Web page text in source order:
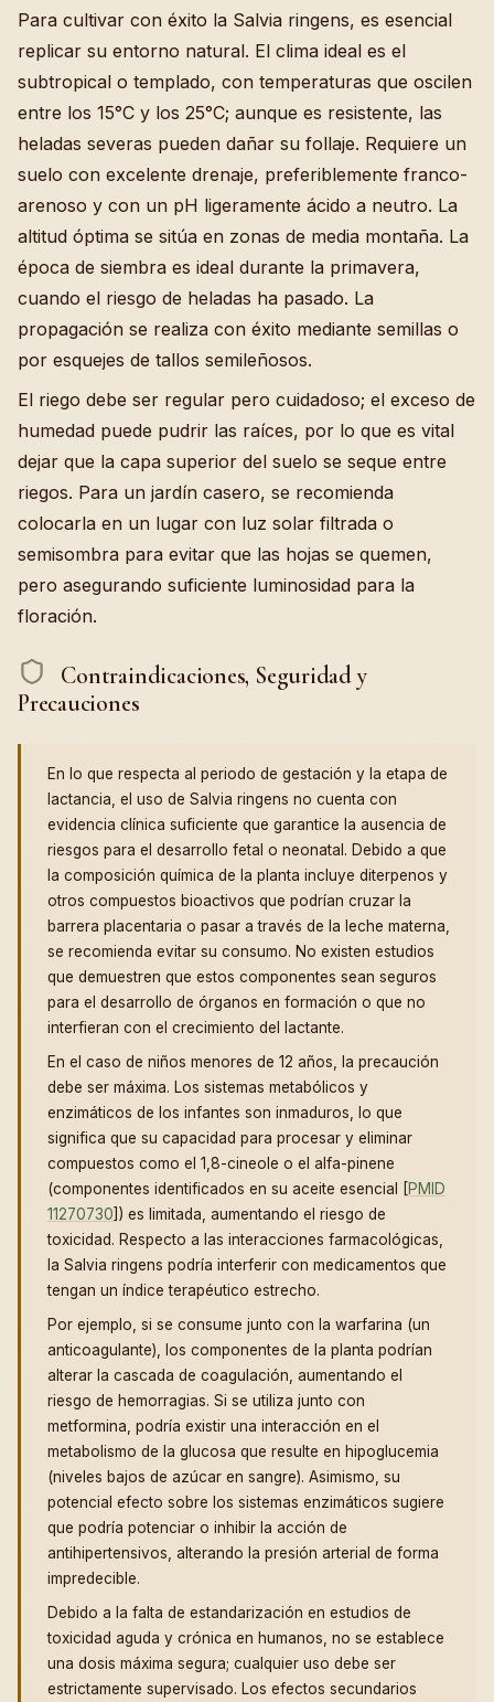
Para cultivar con éxito la Salvia ringens, es esencial
replicar su entorno natural. El clima ideal es el
subtropical o templado, con temperaturas que oscilen
entre los 15°C y los 25°C; aunque es resistente, las
heladas severas pueden dañar su follaje. Requiere un
suelo con excelente drenaje, preferiblemente franco-
arenoso y con un pH ligeramente ácido a neutro. La
altitud óptima se sitúa en zonas de media montaña. La
época de siembra es ideal durante la primavera,
cuando el riesgo de heladas ha pasado. La
propagación se realiza con éxito mediante semillas o
por esquejes de tallos semileñosos.
El riego debe ser regular pero cuidadoso; el exceso de
humedad puede pudrir las raíces, por lo que es vital
dejar que la capa superior del suelo se seque entre
riegos. Para un jardín casero, se recomienda
colocarla en un lugar con luz solar filtrada o
semisombra para evitar que las hojas se quemen,
pero asegurando suficiente luminosidad para la
floración.
Contraindicaciones, Seguridad y
Precauciones
En lo que respecta al periodo de gestación y la etapa de
lactancia, el uso de Salvia ringens no cuenta con
evidencia clínica suficiente que garantice la ausencia de
riesgos para el desarrollo fetal o neonatal. Debido a que
la composición química de la planta incluye diterpenos y
otros compuestos bioactivos que podrían cruzar la
barrera placentaria o pasar a través de la leche materna,
se recomienda evitar su consumo. No existen estudios
que demuestren que estos componentes sean seguros
para el desarrollo de órganos en formación o que no
interfieran con el crecimiento del lactante.
En el caso de niños menores de 12 años, la precaución
debe ser máxima. Los sistemas metabólicos y
enzimáticos de los infantes son inmaduros, lo que
significa que su capacidad para procesar y eliminar
compuestos como el 1,8-cineole o el alfa-pinene
(componentes identificados en su aceite esencial [PMID
11270730]) es limitada, aumentando el riesgo de
toxicidad. Respecto a las interacciones farmacológicas,
la Salvia ringens podría interferir con medicamentos que
tengan un índice terapéutico estrecho.
Por ejemplo, si se consume junto con la warfarina (un
anticoagulante), los componentes de la planta podrían
alterar la cascada de coagulación, aumentando el
riesgo de hemorragias. Si se utiliza junto con
metformina, podría existir una interacción en el
metabolismo de la glucosa que resulte en hipoglucemia
(niveles bajos de azúcar en sangre). Asimismo, su
potencial efecto sobre los sistemas enzimáticos sugiere
que podría potenciar o inhibir la acción de
antihipertensivos, alterando la presión arterial de forma
impredecible.
Debido a la falta de estandarización en estudios de
toxicidad aguda y crónica en humanos, no se establece
una dosis máxima segura; cualquier uso debe ser
estrictamente supervisado. Los efectos secundarios